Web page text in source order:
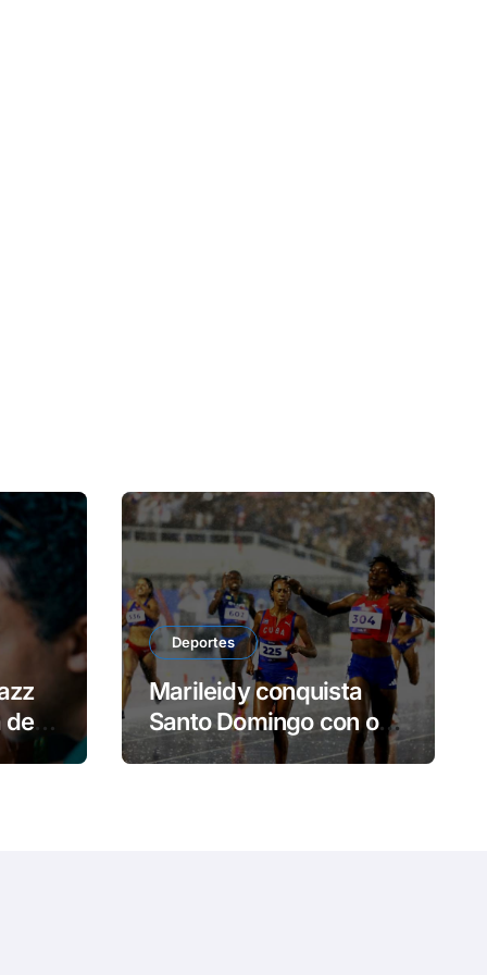
de
Deportes
Marileidy conquista
Santo Domingo con oro
y récord